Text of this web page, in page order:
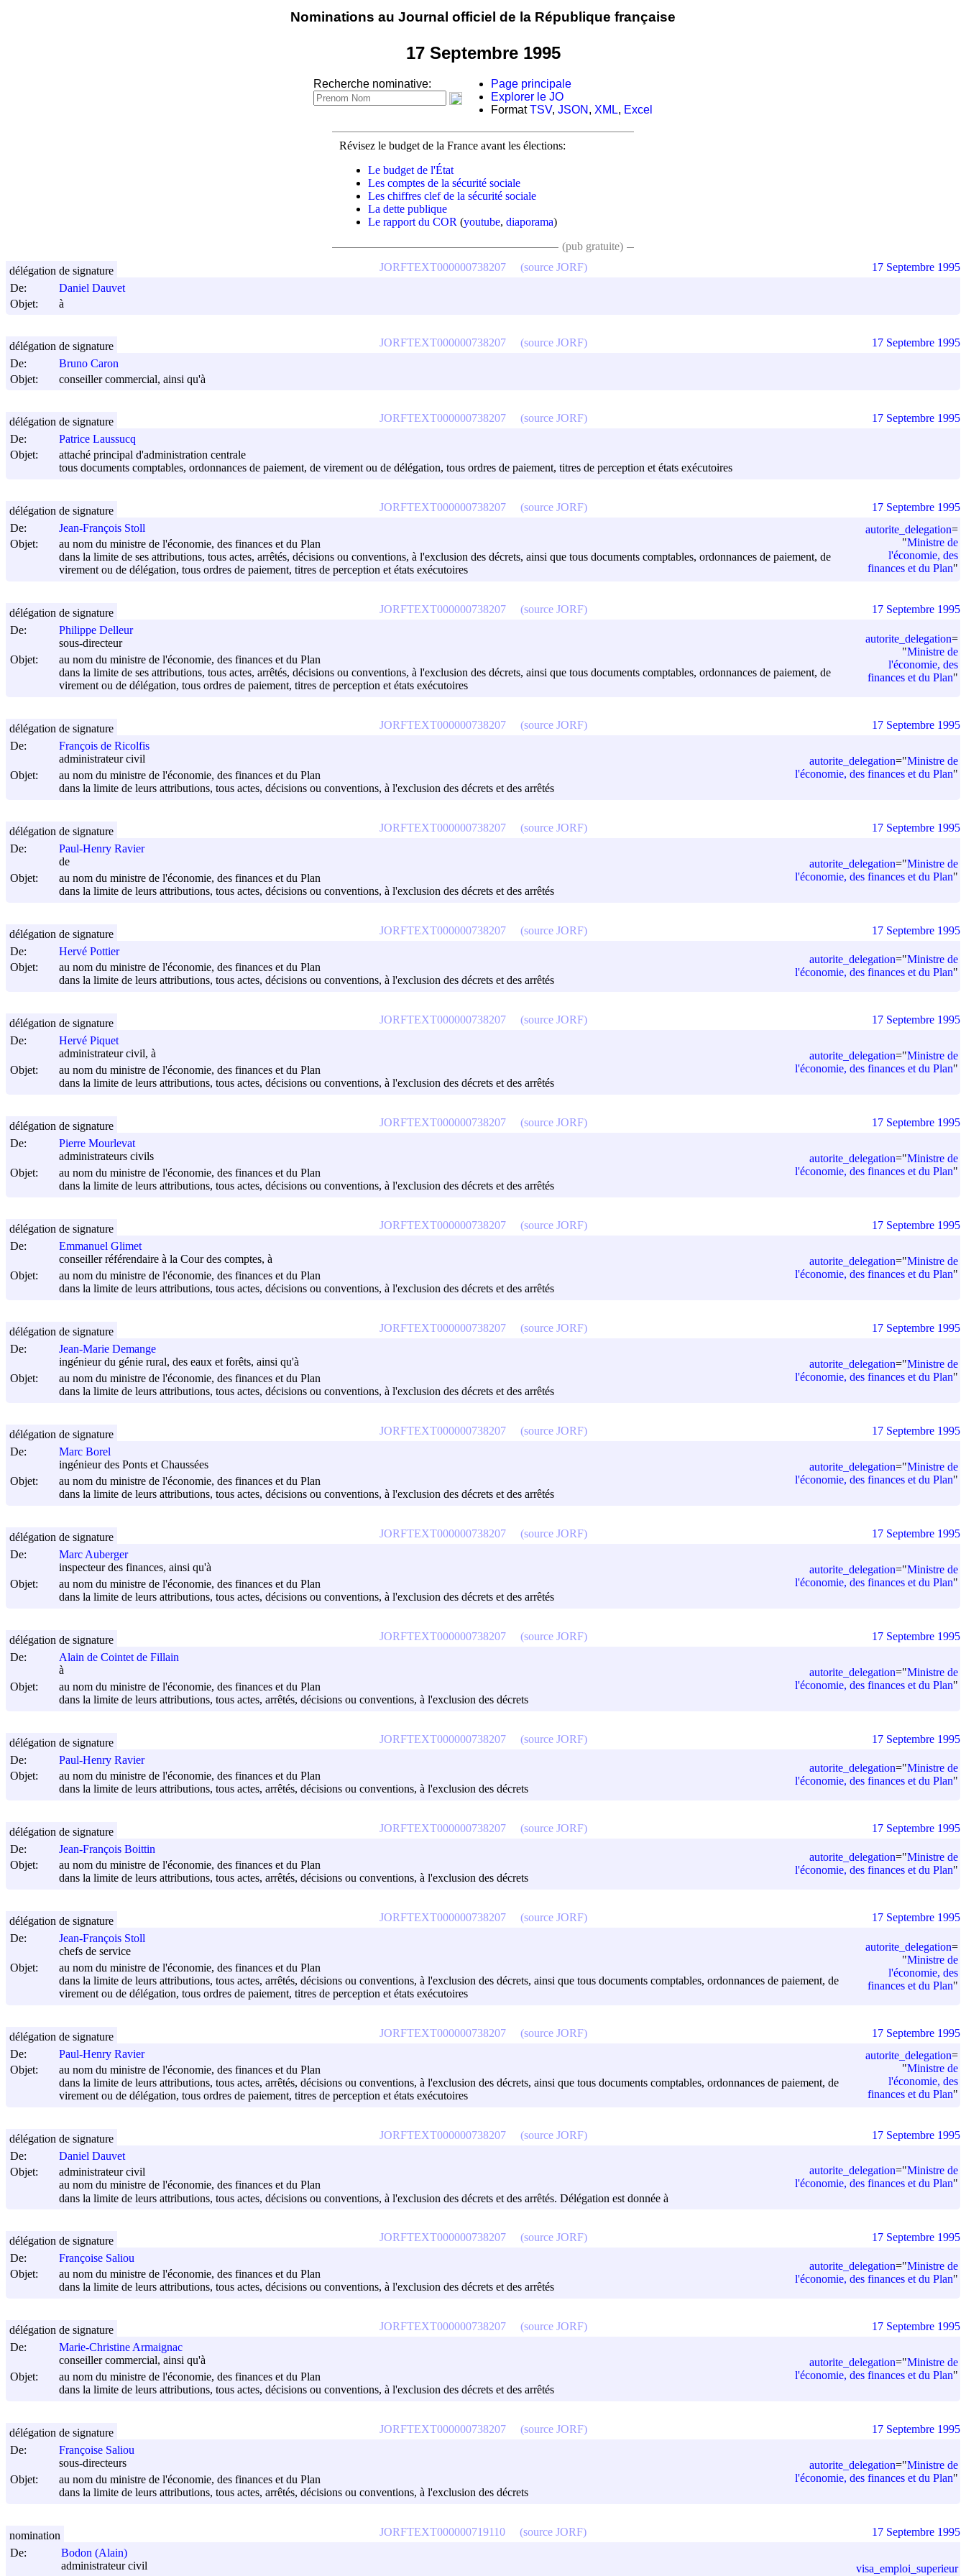
Nominations au Journal officiel de la République française
17 Septembre 1995
Recherche nominative:
Page principale
Explorer le JO
FormatTSV, JSON , XML, Excel
Révisez le budget de la France avant les élections:
Le budget de l'État
Les comptes de la sécurité sociale
Les chiffres clef de la sécurité sociale
La dette publique
Le rapport du COR (youtube, diaporama)
(pub gratuite)
De:
Daniel Dauvet
Objet:
à
JORFTEXT000000738207 (source JORF)
délégation de signature 17 Septembre 1995
De:
Bruno Caron
Objet:
conseiller commercial, ainsi qu'à
JORFTEXT000000738207 (source JORF)
délégation de signature 17 Septembre 1995
De:
Patrice Laussucq
Objet:
attaché principal d'administration centrale
tous documents comptables, ordonnances de paiement, de virement ou de délégation, tous ordres de paiement, titres de perception et états exécutoires
JORFTEXT000000738207 (source JORF)
délégation de signature 17 Septembre 1995
De:
Jean-François Stoll
Objet:
au nom du ministre de l'économie, des finances et du Plan
dans la limite de ses attributions, tous actes, arrêtés, décisions ou conventions, à l'exclusion des décrets, ainsi que tous documents comptables, ordonnances de paiement, de
virement ou de délégation, tous ordres de paiement, titres de perception et états exécutoires
autorite_delegation=
"Ministre de
l'économie, des
finances et du Plan"
JORFTEXT000000738207 (source JORF)
délégation de signature 17 Septembre 1995
De:
Philippe Delleur
sous-directeur
Objet:
au nom du ministre de l'économie, des finances et du Plan
dans la limite de ses attributions, tous actes, arrêtés, décisions ou conventions, à l'exclusion des décrets, ainsi que tous documents comptables, ordonnances de paiement, de
virement ou de délégation, tous ordres de paiement, titres de perception et états exécutoires
autorite_delegation=
"Ministre de
l'économie, des
finances et du Plan"
JORFTEXT000000738207 (source JORF)
délégation de signature 17 Septembre 1995
De:
François de Ricolfis
administrateur civil
Objet:
au nom du ministre de l'économie, des finances et du Plan
dans la limite de leurs attributions, tous actes, décisions ou conventions, à l'exclusion des décrets et des arrêtés
autorite_delegation="Ministre de
l'économie, des finances et du Plan"
JORFTEXT000000738207 (source JORF)
délégation de signature 17 Septembre 1995
De:
Paul-Henry Ravier
de
Objet:
au nom du ministre de l'économie, des finances et du Plan
dans la limite de leurs attributions, tous actes, décisions ou conventions, à l'exclusion des décrets et des arrêtés
autorite_delegation="Ministre de
l'économie, des finances et du Plan"
JORFTEXT000000738207 (source JORF)
délégation de signature 17 Septembre 1995
De:
Hervé Pottier
Objet:
au nom du ministre de l'économie, des finances et du Plan
dans la limite de leurs attributions, tous actes, décisions ou conventions, à l'exclusion des décrets et des arrêtés
autorite_delegation="Ministre de
l'économie, des finances et du Plan"
JORFTEXT000000738207 (source JORF)
délégation de signature 17 Septembre 1995
De:
Hervé Piquet
administrateur civil, à
Objet:
au nom du ministre de l'économie, des finances et du Plan
dans la limite de leurs attributions, tous actes, décisions ou conventions, à l'exclusion des décrets et des arrêtés
autorite_delegation="Ministre de
l'économie, des finances et du Plan"
JORFTEXT000000738207 (source JORF)
délégation de signature 17 Septembre 1995
De:
Pierre Mourlevat
administrateurs civils
Objet:
au nom du ministre de l'économie, des finances et du Plan
dans la limite de leurs attributions, tous actes, décisions ou conventions, à l'exclusion des décrets et des arrêtés
autorite_delegation="Ministre de
l'économie, des finances et du Plan"
JORFTEXT000000738207 (source JORF)
délégation de signature 17 Septembre 1995
De:
Emmanuel Glimet
conseiller référendaire à la Cour des comptes, à
Objet:
au nom du ministre de l'économie, des finances et du Plan
dans la limite de leurs attributions, tous actes, décisions ou conventions, à l'exclusion des décrets et des arrêtés
autorite_delegation="Ministre de
l'économie, des finances et du Plan"
JORFTEXT000000738207 (source JORF)
délégation de signature 17 Septembre 1995
De:
Jean-Marie Demange
ingénieur du génie rural, des eaux et forêts, ainsi qu'à
Objet:
au nom du ministre de l'économie, des finances et du Plan
dans la limite de leurs attributions, tous actes, décisions ou conventions, à l'exclusion des décrets et des arrêtés
autorite_delegation="Ministre de
l'économie, des finances et du Plan"
JORFTEXT000000738207 (source JORF)
délégation de signature 17 Septembre 1995
De:
Marc Borel
ingénieur des Ponts et Chaussées
Objet:
au nom du ministre de l'économie, des finances et du Plan
dans la limite de leurs attributions, tous actes, décisions ou conventions, à l'exclusion des décrets et des arrêtés
autorite_delegation="Ministre de
l'économie, des finances et du Plan"
JORFTEXT000000738207 (source JORF)
délégation de signature 17 Septembre 1995
De:
Marc Auberger
inspecteur des finances, ainsi qu'à
Objet:
au nom du ministre de l'économie, des finances et du Plan
dans la limite de leurs attributions, tous actes, décisions ou conventions, à l'exclusion des décrets et des arrêtés
autorite_delegation="Ministre de
l'économie, des finances et du Plan"
JORFTEXT000000738207 (source JORF)
délégation de signature 17 Septembre 1995
De:
Alain de Cointet de Fillain
à
Objet:
au nom du ministre de l'économie, des finances et du Plan
dans la limite de leurs attributions, tous actes, arrêtés, décisions ou conventions, à l'exclusion des décrets
autorite_delegation="Ministre de
l'économie, des finances et du Plan"
JORFTEXT000000738207 (source JORF)
délégation de signature 17 Septembre 1995
De:
Paul-Henry Ravier
Objet:
au nom du ministre de l'économie, des finances et du Plan
dans la limite de leurs attributions, tous actes, arrêtés, décisions ou conventions, à l'exclusion des décrets
autorite_delegation="Ministre de
l'économie, des finances et du Plan"
JORFTEXT000000738207 (source JORF)
délégation de signature 17 Septembre 1995
De:
Jean-François Boittin
Objet:
au nom du ministre de l'économie, des finances et du Plan
dans la limite de leurs attributions, tous actes, arrêtés, décisions ou conventions, à l'exclusion des décrets
autorite_delegation="Ministre de
l'économie, des finances et du Plan"
JORFTEXT000000738207 (source JORF)
délégation de signature 17 Septembre 1995
De:
Jean-François Stoll
chefs de service
Objet:
au nom du ministre de l'économie, des finances et du Plan
dans la limite de leurs attributions, tous actes, arrêtés, décisions ou conventions, à l'exclusion des décrets, ainsi que tous documents comptables, ordonnances de paiement, de
virement ou de délégation, tous ordres de paiement, titres de perception et états exécutoires
autorite_delegation=
"Ministre de
l'économie, des
finances et du Plan"
JORFTEXT000000738207 (source JORF)
délégation de signature 17 Septembre 1995
De:
Paul-Henry Ravier
Objet:
au nom du ministre de l'économie, des finances et du Plan
dans la limite de leurs attributions, tous actes, arrêtés, décisions ou conventions, à l'exclusion des décrets, ainsi que tous documents comptables, ordonnances de paiement, de
virement ou de délégation, tous ordres de paiement, titres de perception et états exécutoires
autorite_delegation=
"Ministre de
l'économie, des
finances et du Plan"
JORFTEXT000000738207 (source JORF)
délégation de signature 17 Septembre 1995
De:
Daniel Dauvet
Objet:
administrateur civil
au nom du ministre de l'économie, des finances et du Plan
dans la limite de leurs attributions, tous actes, décisions ou conventions, à l'exclusion des décrets et des arrêtés. Délégation est donnée à
autorite_delegation="Ministre de
l'économie, des finances et du Plan"
JORFTEXT000000738207 (source JORF)
délégation de signature 17 Septembre 1995
De:
Françoise Saliou
Objet:
au nom du ministre de l'économie, des finances et du Plan
dans la limite de leurs attributions, tous actes, décisions ou conventions, à l'exclusion des décrets et des arrêtés
autorite_delegation="Ministre de
l'économie, des finances et du Plan"
JORFTEXT000000738207 (source JORF)
délégation de signature 17 Septembre 1995
De:
Marie-Christine Armaignac
conseiller commercial, ainsi qu'à
Objet:
au nom du ministre de l'économie, des finances et du Plan
dans la limite de leurs attributions, tous actes, décisions ou conventions, à l'exclusion des décrets et des arrêtés
autorite_delegation="Ministre de
l'économie, des finances et du Plan"
JORFTEXT000000738207 (source JORF)
délégation de signature 17 Septembre 1995
De:
Françoise Saliou
sous-directeurs
Objet:
au nom du ministre de l'économie, des finances et du Plan
dans la limite de leurs attributions, tous actes, arrêtés, décisions ou conventions, à l'exclusion des décrets
autorite_delegation="Ministre de
l'économie, des finances et du Plan"
JORFTEXT000000738207 (source JORF)
délégation de signature 17 Septembre 1995
De:
Bodon (Alain)
administrateur civil
visa_emploi_superieur
JORFTEXT000000719110 (source JORF)
nomination 17 Septembre 1995